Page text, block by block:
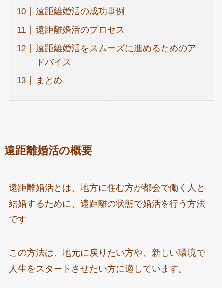
遠距離婚活の成功事例
遠距離婚活のプロセス
遠距離婚活をスムーズに進めるためのア
ドバイス
まとめ
遠距離婚活の概要
遠距離婚活とは、地方に住む方が都会で働く人と
結婚するために、遠距離の状態で婚活を行う方法
です
この方法は、地元に戻りたい方や、新しい環境で
人生をスタートさせたい方に適しています。